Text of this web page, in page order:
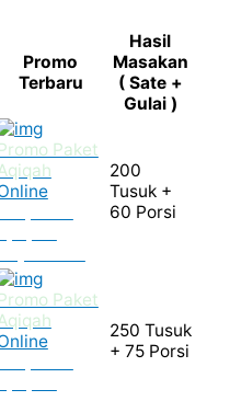
Promo
Terbaru
Hasil
Masakan
( Sate +
Gulai )
Promo Paket
200
Tusuk +
60 Porsi
Promo Paket
250 Tusuk
+ 75 Porsi